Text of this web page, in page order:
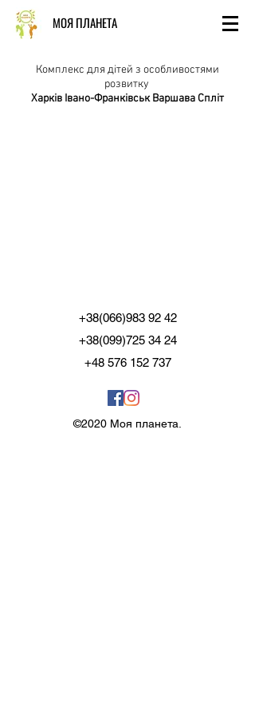
МОЯ ПЛАНЕТА
Комплекс для дітей з особливостями
розвитку
Харків Івано-Франківськ Варшава Спліт
+38(066)983 92 42
+38(099)725 34 24
+48 576 152 737
©2020 Моя планета.